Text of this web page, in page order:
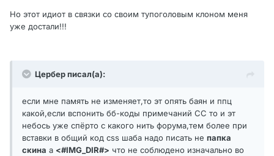
Но этот идиот в связки со своим тупоголовым клоном меня
уже достали!!!
Цербер писал(а):
если мне память не изменяет,то эт опять баян и ппц
какой,если вспонить бб-коды примечаний СС то и эт
небось уже спёрто с какого нить форума,тем более при
вставки в общий код css шаба надо писать не папка
скина а <#IMG_DIR#> что не соблюдено изначально во